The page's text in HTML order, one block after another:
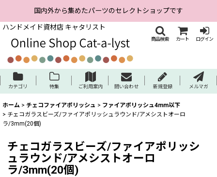
国内外から集めたパーツのセレクトショップです
ハンドメイド資材店 キャタリスト
商品検索 カート ログイン
カテゴリ 特集 ご利用案内 問い合わせ 新規登録 メルマガ
ホーム > チェコファイアポリッシュ > ファイアポリッシュ4mm以下
> チェコガラスビーズ/ファイアポリッシュラウンド/アメシストオーロ
ラ/3mm(20個)
チェコガラスビーズ/ファイアポリッシ
ュラウンド/アメシストオーロ
ラ/3mm(20個)